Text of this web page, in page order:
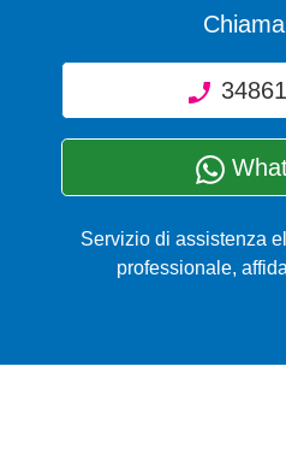
Servizio di assistenza
professionale,